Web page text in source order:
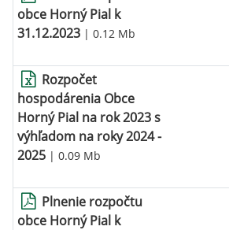
obce Horný Pial k
31.12.2023 | 0.12 Mb
Rozpočet
hospodárenia Obce
Horný Pial na rok 2023 s
výhľadom na roky 2024 -
2025 | 0.09 Mb
Plnenie rozpočtu
obce Horný Pial k